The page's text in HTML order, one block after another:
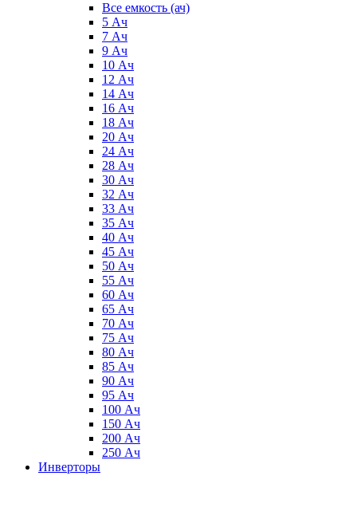
Все емкость (ач)
5 Ач
7 Ач
9 Ач
10 Ач
12 Ач
14 Ач
16 Ач
18 Ач
20 Ач
24 Ач
28 Ач
30 Ач
32 Ач
33 Ач
35 Ач
40 Ач
45 Ач
50 Ач
55 Ач
60 Ач
65 Ач
70 Ач
75 Ач
80 Ач
85 Ач
90 Ач
95 Ач
100 Ач
150 Ач
200 Ач
250 Ач
Инверторы